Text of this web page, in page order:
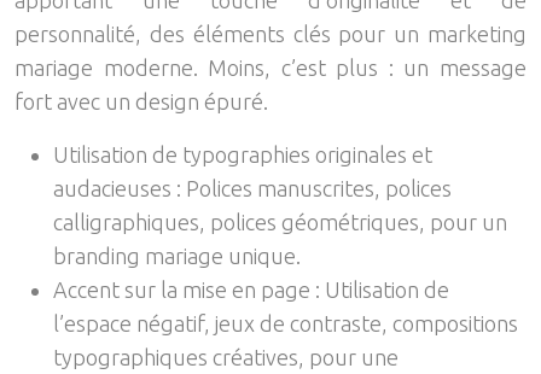
personnalité, des éléments clés pour un marketing
mariage moderne. Moins, c’est plus : un message
fort avec un design épuré.
Utilisation de typographies originales et
audacieuses : Polices manuscrites, polices
calligraphiques, polices géométriques, pour un
branding mariage unique.
Accent sur la mise en page : Utilisation de
l’espace négatif, jeux de contraste, compositions
typographiques créatives, pour une